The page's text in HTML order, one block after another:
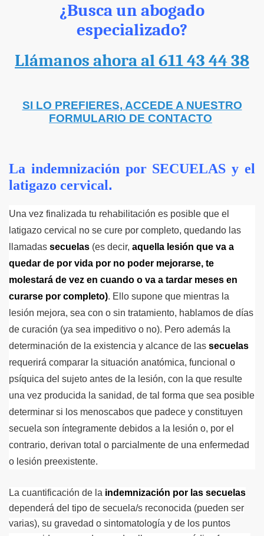
¿Busca un abogado
especializado?
Llámanos ahora al 611 43 44 38
SI LO PREFIERES, ACCEDE A NUESTRO
FORMULARIO DE CONTACTO
La indemnización por SECUELAS y el
latigazo cervical.
Una vez finalizada tu rehabilitación es posible que el
latigazo cervical no se cure por completo, quedando las
llamadas secuelas (es decir, aquella lesión que va a
quedar de por vida por no poder mejorarse, te
molestará de vez en cuando o va a tardar meses en
curarse por completo). Ello supone que mientras la
lesión mejora, sea con o sin tratamiento, hablamos de días
de curación (ya sea impeditivo o no). Pero además la
determinación de la existencia y alcance de las secuelas
requerirá comparar la situación anatómica, funcional o
psíquica del sujeto antes de la lesión, con la que resulte
una vez producida la sanidad, de tal forma que sea posible
determinar si los menoscabos que padece y constituyen
secuela son íntegramente debidos a la lesión o, por el
contrario, derivan total o parcialmente de una enfermedad
o lesión preexistente.
La cuantificación de la indemnización por las secuelas
dependerá del tipo de secuela/s reconocida (pueden ser
varias), su gravedad o sintomatología y de los puntos